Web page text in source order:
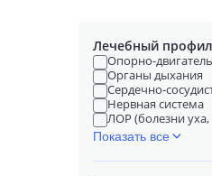
Лечебный
Опорно-
Органы дыхания
Сердечно-
Нервная система
ЛОР (болезни уха,
Показать все